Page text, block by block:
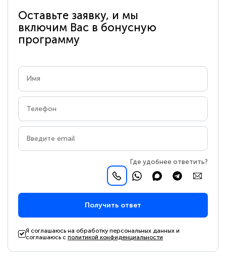
Оставьте заявку, и мы
включим Вас в бонусную
программу
Где удобнее ответить?
Получить ответ
Я соглашаюсь на обработку персональных данных и
соглашаюсь сполитикой конфиденциальности